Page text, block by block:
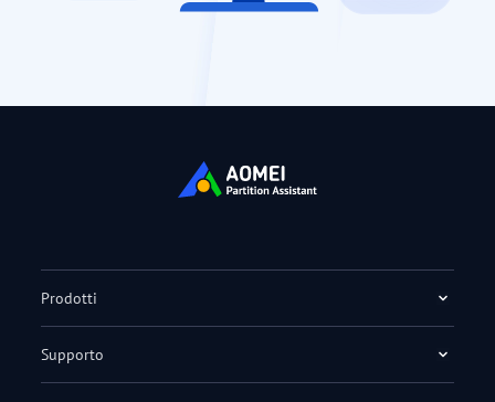
Prodotti
Supporto